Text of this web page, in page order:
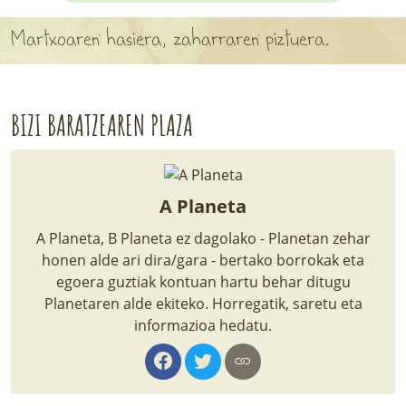
APARTEN MAPA
LURRERAKO BIDE LAGUN
HASI NAHI AL DUZU? 8 URRATS
BIZI BARATZEA LIBURUA
SENDABELARRAK
ETXEKO LANDAREAK
LANDAREPEDIA
Martxoaren hasiera, zaharraren piztuera.
BIZI BARATZEAREN PLAZA
A Planeta
A Planeta, B Planeta ez dagolako - Planetan zehar
honen alde ari dira/gara - bertako borrokak eta
egoera guztiak kontuan hartu behar ditugu
Planetaren alde ekiteko. Horregatik, saretu eta
informazioa hedatu.